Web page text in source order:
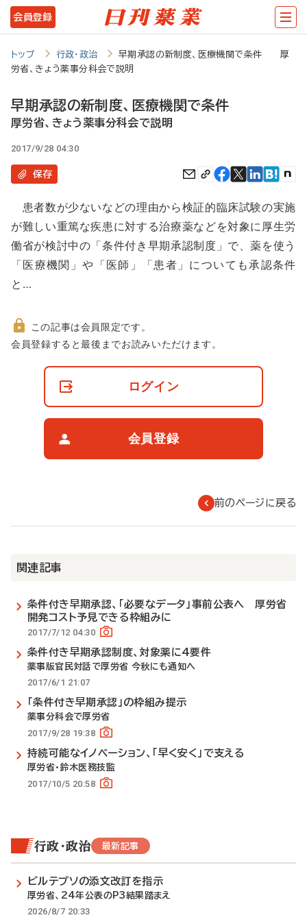
メ
イ
テ
ツ
に
動
会員登録
トップ 行政・政治
早期承認の新制度、医療機関で条件 厚
労省、きょう薬事分科会で説明
早期承認の新制度、医療機関で条件
厚労省、きょう薬事分科会で説明
2017/9/28 04:30
保存
患者数が少ないなどの理由から検証的臨床試験の実施
が難しい重篤な疾患に対する治療薬などを対象に厚生労
働省が検討中の「条件付き早期承認制度」で、薬を使う
「医療機関」や「医師」「患者」についても承認条件
と…
非
この記事は会員限定です。
会員登録すると最後までお読みいただけます。
ログイン
会員登録
前のページに戻る
関連記事
条件付き早期承認、「必要なデータ」事前公表へ 厚労省
開発コスト予見できる枠組みに
2017/7/12 04:30
条件付き早期承認制度、対象薬に4要件
薬事版官民対話で厚労省 今秋にも通知へ
2017/6/1 21:07
「条件付き早期承認」の枠組み提示
薬事分科会で厚労省
2017/9/28 19:38
持続可能なイノベーション、「早く安く」で支える
厚労省・鈴木医務技監
2017/10/5 20:58
行政・政治 最新記事
ビルテプソの添文改訂を指示
厚労省、24年公表のP3結果踏まえ
2026/8/7 20:33